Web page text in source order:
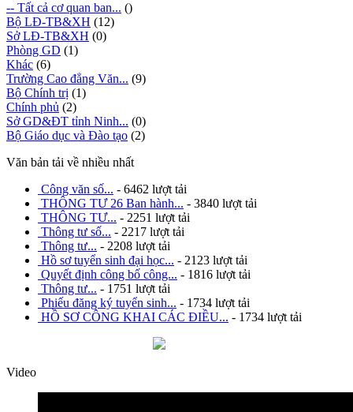
-- Tất cả cơ quan ban... ()
Bộ LĐ-TB&XH (12)
Sở LĐ-TB&XH (0)
Phòng GD (1)
Khác (6)
Trường Cao đẳng Văn... (9)
Bộ Chính trị (1)
Chính phủ (2)
Sở GD&ĐT tỉnh Ninh... (0)
Bộ Giáo dục và Đào tạo (2)
Văn bản tải về nhiều nhất
Công văn số... - 6462 lượt tải
THÔNG TƯ 26 Ban hành... - 3840 lượt tải
THÔNG TƯ... - 2251 lượt tải
Thông tư số... - 2217 lượt tải
Thông tư... - 2208 lượt tải
Hồ sơ tuyển sinh đại học... - 2123 lượt tải
Quyết định công bố công... - 1816 lượt tải
Thông tư... - 1751 lượt tải
Phiếu đăng ký tuyển sinh... - 1734 lượt tải
HỒ SƠ CÔNG KHAI CÁC ĐIỀU... - 1734 lượt tải
Video